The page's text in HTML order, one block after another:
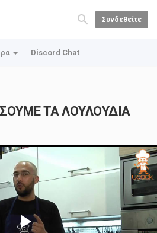
Συνδεθείτε
Discord Chat
ΤΑ ΛΟΥΛΟΥΔΙΑ